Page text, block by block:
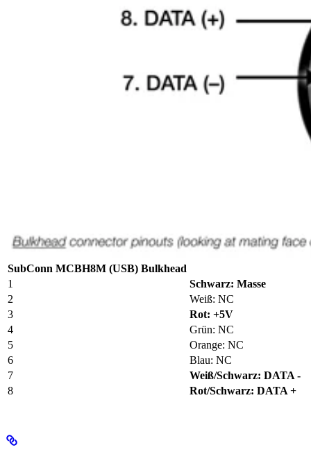
SubConn MCBH8M (USB) Bulkhead
1
Schwarz: Masse
2
Weiß: NC
3
Rot: +5V
4
Grün: NC
5
Orange: NC
6
Blau: NC
7
Weiß/Schwarz: DATA -
8
Rot/Schwarz: DATA +